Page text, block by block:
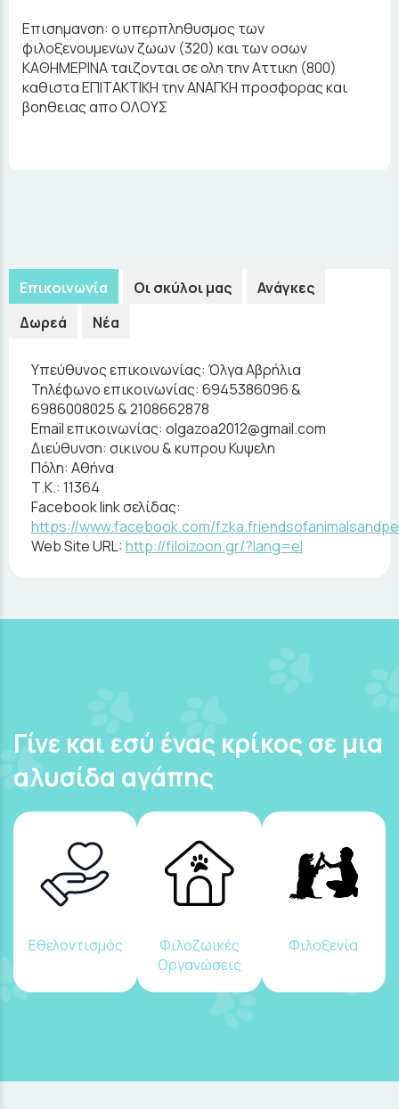
Επισημανση: ο υπερπληθυσμος των
φιλοξενουμενων ζωων (320) και των οσων
ΚΑΘΗΜΕΡΙΝΑ ταιζονται σε ολη την Αττικη (800)
καθιστα ΕΠΙΤΑΚΤΙΚΗ την ΑΝΑΓΚΗ προσφορας και
βοηθειας απο ΟΛΟΥΣ
Επικοινωνία Οι σκύλοι μας
Ανάγκες
Δωρεά
Νέα
Υπεύθυνος επικοινωνίας: Όλγα Αβρήλια
Τηλέφωνο επικοινωνίας: 6945386096 &
6986008025 & 2108662878
Email επικοινωνίας: olgazoa2012@gmail.com
Διεύθυνση: σικινου & κυπρου Κυψελη
Πόλη: Αθήνα
Τ.Κ.: 11364
Facebook link σελίδας:
https://www.facebook.com/
Web Site URL:http://filoizoon.gr/?lang=el
Γίνε και εσύ ένας κρίκος σε μια
αλυσίδα αγάπης
Εθελοντισμός
Φιλοζωικές
Οργανώσεις
Φιλοξενία